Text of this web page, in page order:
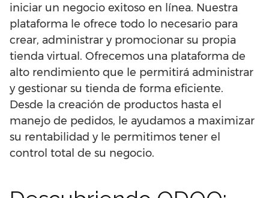
iniciar un negocio exitoso en línea. Nuestra
plataforma le ofrece todo lo necesario para
crear, administrar y promocionar su propia
tienda virtual. Ofrecemos una plataforma de
alto rendimiento que le permitirá administrar
y gestionar su tienda de forma eficiente.
Desde la creación de productos hasta el
manejo de pedidos, le ayudamos a maximizar
su rentabilidad y le permitimos tener el
control total de su negocio.